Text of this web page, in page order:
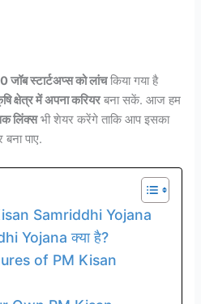
जॉब स्टार्टअप्स को लांचकिया गया है
क्षेत्र में अपना करियरबना सकें. आज हम
लिंक्सभी शेयर करेंगे ताकि आप इसका
पाए.
Samriddhi Yojana
Yojana क्या है?
of PM Kisan